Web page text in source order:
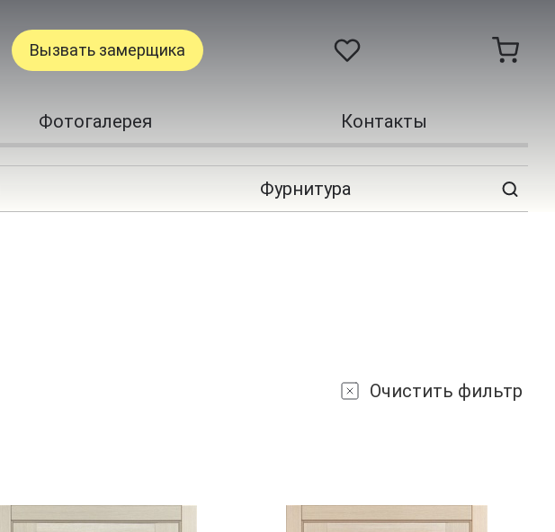
Вызвать замерщика
Фотогалерея Контакты
Фурнитура
Очистить фильтр